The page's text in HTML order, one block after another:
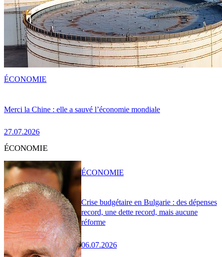
Merci la Chine : elle a sauvé l’économie mondiale
27.07.2026
ÉCONOMIE
ÉCONOMIE
Crise budgétaire en Bulgarie : des dépenses
record, une dette record, mais aucune
réforme
06.07.2026
ÉCONOMIE